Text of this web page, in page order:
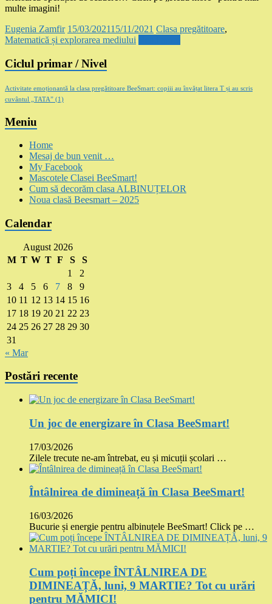
multe imagini!
Eugenia Zamfir 15/03/202115/11/2021 Clasa pregătitoare,
Matematică și explorarea mediului
Ciclul primar / Nivel
Activitate emoționantă la clasa pregătitoare BeeSmart: copiii au învățat litera T și au scris
cuvântul „TATA” (1)
Meniu
Home
Mesaj de bun venit …
My Facebook
Mascotele Clasei BeeSmart!
Cum să decorăm clasa ALBINUȚELOR
Noua clasă Beesmart – 2025
Calendar
August 2026
M T W T F S
S
1
2
3
4 5 6 7 8
9
10 11 12 13 14 15 16
17 18 19 20 21 22 23
24 25 26 27 28 29 30
31
« Mar
Postări recente
Un joc de energizare în Clasa BeeSmart!
17/03/2026
Zilele trecute ne-am întrebat, eu și micuții școlari …
Întâlnirea de dimineață în Clasa BeeSmart!
16/03/2026
Bucurie și energie pentru albinuțele BeeSmart! Click pe …
Cum poți începe ÎNTÂLNIREA DE
DIMINEAȚĂ, luni, 9 MARTIE? Tot cu urări
pentru MĂMICI!